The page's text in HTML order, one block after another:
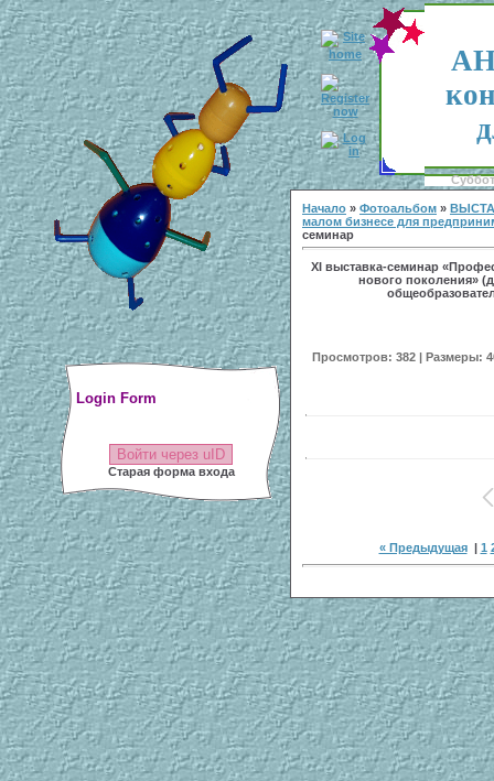
Login Form
Войти через uID
Старая форма входа
Начало » Фотоальбом »
малом бизнесе для
семинар
ХI выставка-семинар
нового поколения»
Просмотров: 382 | Размеры:
« Предыдущая| 1